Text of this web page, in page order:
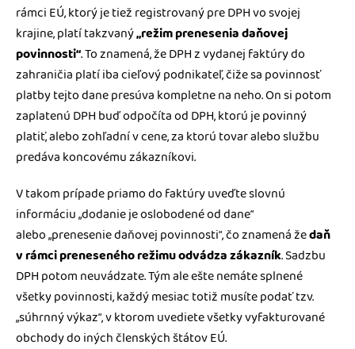
rámci EÚ, ktorý je tiež registrovaný pre DPH vo svojej
krajine, platí takzvaný„režim prenesenia daňovej
povinnosti“. To znamená, že DPH z vydanej faktúry do
zahraničia platí iba cieľový podnikateľ, čiže sa povinnosť
platby tejto dane presúva kompletne na neho. On si potom
zaplatenú DPH buď odpočíta od DPH, ktorú je povinný
platiť, alebo zohľadní v cene, za ktorú tovar alebo službu
predáva koncovému zákazníkovi.
V takom prípade priamo do faktúry uveďte slovnú
informáciu „dodanie je oslobodené od dane“
alebo „prenesenie daňovej povinnosti“, čo znamená žedaň
v rámci preneseného režimu odvádza zákazník. Sadzbu
DPH potom neuvádzate. Tým ale ešte nemáte splnené
všetky povinnosti, každý mesiac totiž musíte podať tzv.
„súhrnný výkaz“, v ktorom uvediete všetky vyfakturované
obchody do iných členských štátov EÚ.